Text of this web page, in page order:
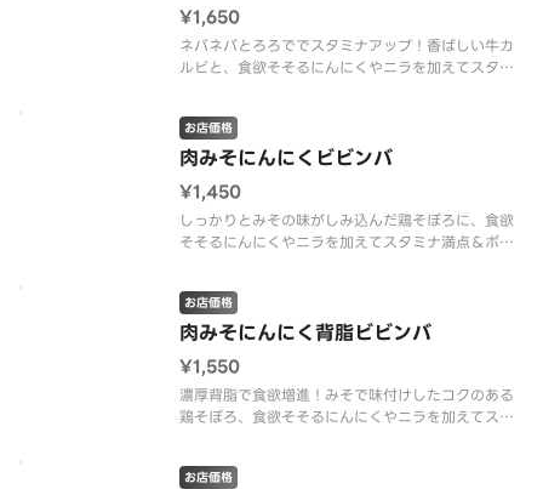
¥1,650
ネバネバとろろででスタミナアップ！香ばしい牛カ
ルビと、食欲そそるにんにくやニラを加えてスタミ
一緒にどうぞ。
肉みそにんにくビビンバ
お店価格
¥1,450
しっかりとみその味がしみ込んだ鶏そぼろに、食欲
そそるにんにくやニラを加えてスタミナ満点＆ボリ
て一緒にどうぞ。
肉みそにんにく背脂ビビンバ
お店価格
¥1,550
濃厚背脂で食欲増進！みそで味付けしたコクのある
鶏そぼろ、食欲そそるにんにくやニラを加えてスタ
て一緒にどうぞ。
お店価格